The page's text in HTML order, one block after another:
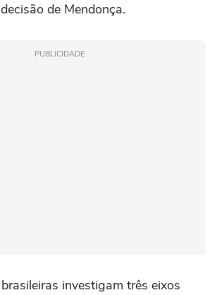
de Mendonça.
PUBLICIDADE
investigam três eixos